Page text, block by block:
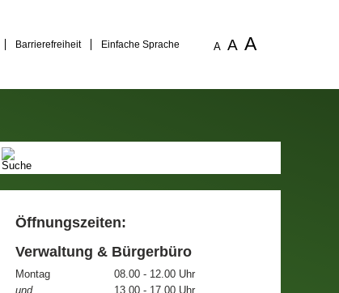
Barrierefreiheit Einfache Sprache A A A
Öffnungszeiten:
Verwaltung & Bürgerbüro
Montag
08.00 - 12.00 Uhr
und
13.00 - 17.00 Uhr